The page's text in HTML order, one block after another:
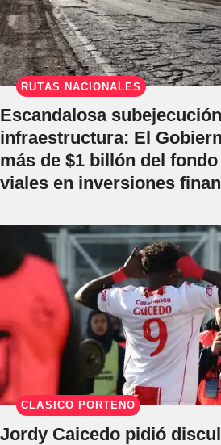
RUTAS NACIONALES
Escandalosa
infraestructura: El
más de $1 billón del
viales en inversiones
CLÁSICO PORTEÑO
Jordy Caicedo pidió